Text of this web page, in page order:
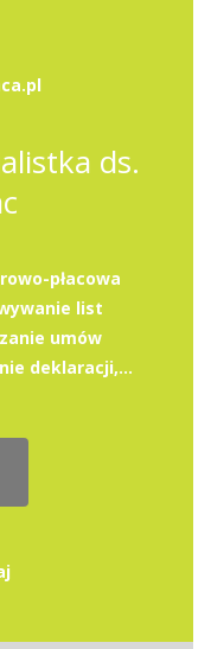
ds.
płacowa
list
umów
deklaracji,...